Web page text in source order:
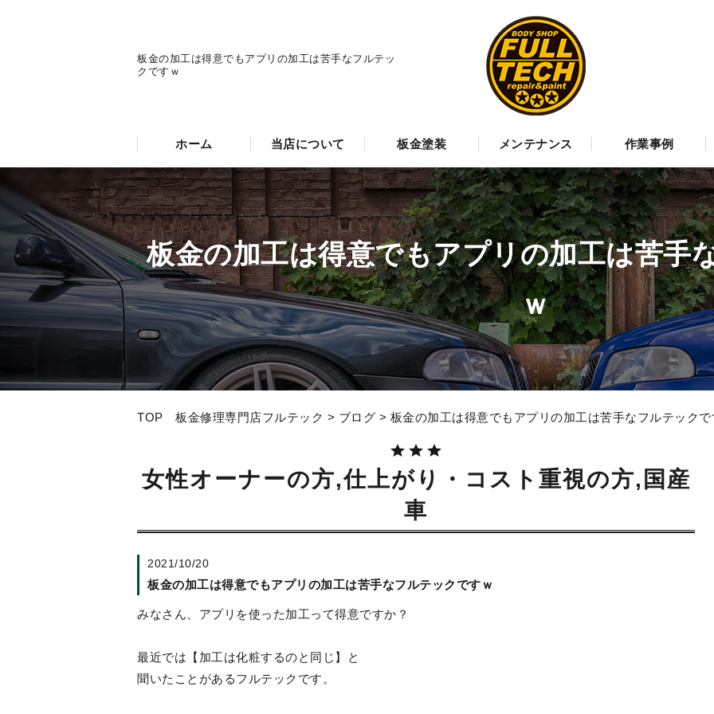
板金の加工は得意でもアプリの加工は苦手なフルテッ
クですｗ
ホーム 当店について 板金塗装 メンテナンス 作業事例
板金の加工は得意でもアプリの加工は苦手
ｗ
TOP 板金修理専門店フルテック > ブログ > 板金の加工は得意でもアプリの加工は苦手なフルテックで
女性オーナーの方,仕上がり・コスト重視の方,国産
車
2021/10/20
板金の加工は得意でもアプリの加工は苦手なフルテックですｗ
みなさん、アプリを使った加工って得意ですか？
最近では【加工は化粧するのと同じ】と
聞いたことがあるフルテックです。